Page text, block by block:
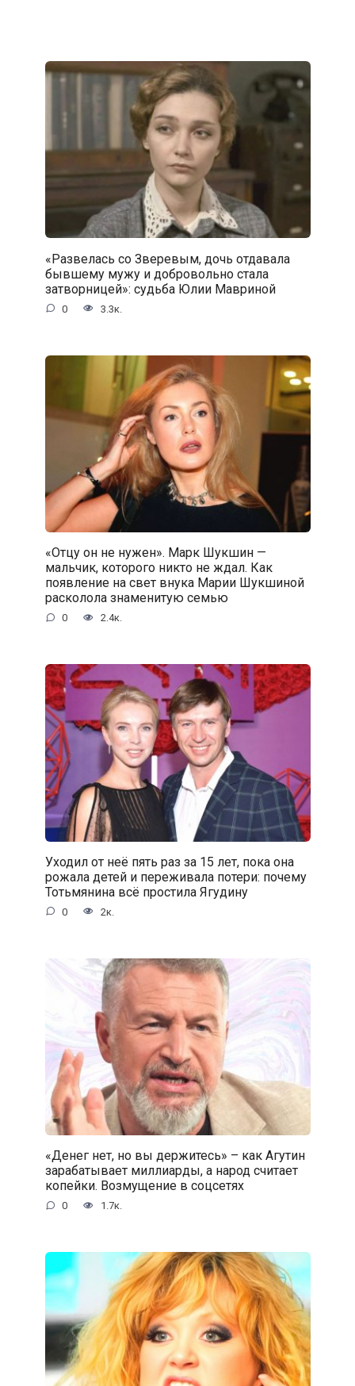
«Развелась со Зверевым, дочь отдавала
бывшему мужу и добровольно стала
затворницей»: судьба Юлии Мавриной
0 3.3к.
«Отцу он не нужен». Марк Шукшин —
мальчик, которого никто не ждал. Как
появление на свет внука Марии Шукшиной
расколола знаменитую семью
0 2.4к.
Уходил от неё пять раз за 15 лет, пока она
рожала детей и переживала потери: почему
Тотьмянина всё простила Ягудину
0 2к.
«Денег нет, но вы держитесь» – как Агутин
зарабатывает миллиарды, а народ считает
копейки. Возмущение в соцсетях
0 1.7к.